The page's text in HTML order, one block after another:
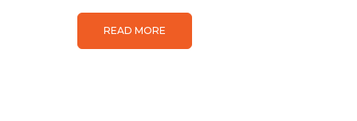
READ MORE